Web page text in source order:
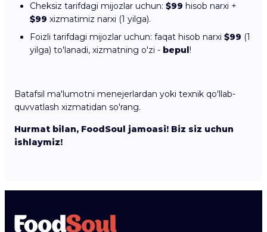
Cheksiz tarifdagi mijozlar uchun: $99 hisob narxi +
$99 xizmatimiz narxi (1 yilga).
Foizli tarifdagi mijozlar uchun: faqat hisob narxi $99 (1
yilga) to'lanadi, xizmatning o'zi - bepul!
Batafsil ma'lumotni menejerlardan yoki texnik qo'llab-
quvvatlash xizmatidan so'rang.
Hurmat bilan, FoodSoul jamoasi! Biz siz uchun
ishlaymiz!